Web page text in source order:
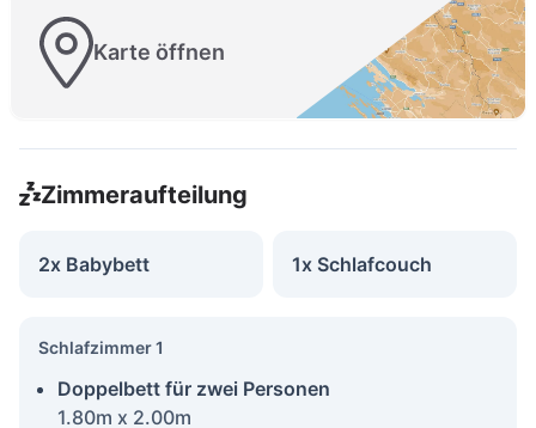
Karte öffnen
Zimmeraufteilung
2x Babybett 1x Schlafcouch
Schlafzimmer 1
Doppelbett für zwei Personen
1.80m x 2.00m